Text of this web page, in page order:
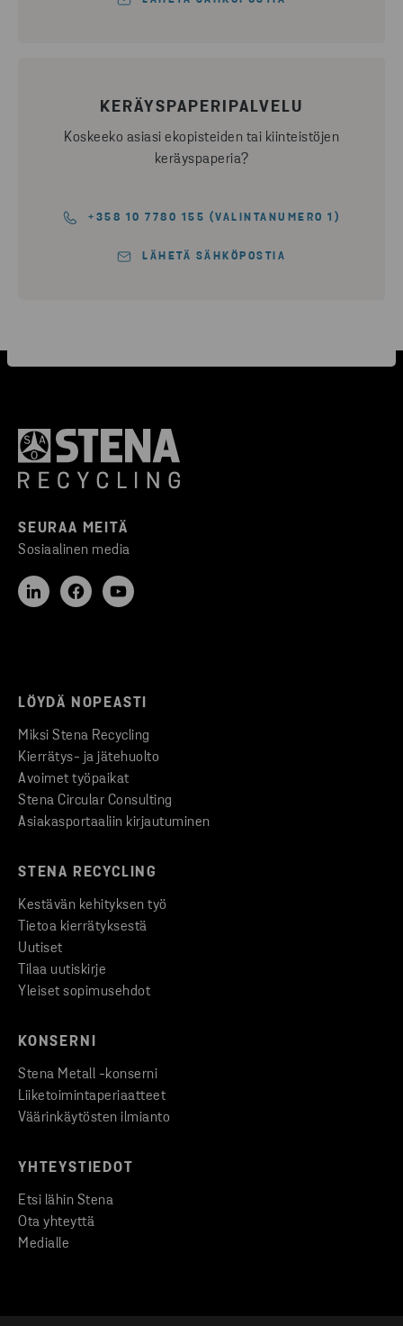
KERÄYSPAPERIPALVELU
Koskeeko asiasi ekopisteiden tai kiinteistöjen
keräyspaperia?
+358 10 7780 155 (VALINTANUMERO 1)
LÄHETÄ SÄHKÖPOSTIA
SEURAA MEITÄ
Sosiaalinen media
LÖYDÄ NOPEASTI
Miksi Stena Recycling
Kierrätys- ja jätehuolto
Avoimet työpaikat
Stena Circular Consulting
Asiakasportaaliin kirjautuminen
STENA RECYCLING
Kestävän kehityksen työ
Tietoa kierrätyksestä
Uutiset
Tilaa uutiskirje
Yleiset sopimusehdot
KONSERNI
Stena Metall -konserni
Liiketoimintaperiaatteet
Väärinkäytösten ilmianto
YHTEYSTIEDOT
Etsi lähin Stena
Ota yhteyttä
Medialle